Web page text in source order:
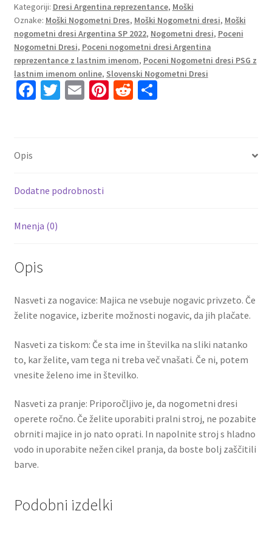
SP
2022
Kratek
Rokav
PEZZELLA
6
količina
Kategoriji: Dresi Argentina reprezentance, Moški
Oznake: Moški Nogometni Dres, Moški Nogometni dresi, Moški
nogometni dresi Argentina SP 2022, Nogometni dresi, Poceni
Nogometni Dresi, Poceni nogometni dresi Argentina
reprezentance z lastnim imenom, Poceni Nogometni dresi PSG z
lastnim imenom online, Slovenski Nogometni Dresi
Fa
k
T E Pi R S
Opis
Dodatne podrobnosti
Mnenja (0)
Opis
Nasveti za nogavice: Majica ne vsebuje nogavic privzeto. Če
želite nogavice, izberite možnosti nogavic, da jih plačate.
Nasveti za tiskom: Če sta ime in številka na sliki natanko
to, kar želite, vam tega ni treba več vnašati. Če ni, potem
vnesite želeno ime in številko.
Nasveti za pranje: Priporočljivo je, da nogometni dresi
operete ročno. Če želite uporabiti pralni stroj, ne pozabite
obrniti majice in jo nato oprati. In napolnite stroj s hladno
vodo in uporabite nežen cikel pranja, da boste bolj zaščitili
barve.
Podobni izdelki